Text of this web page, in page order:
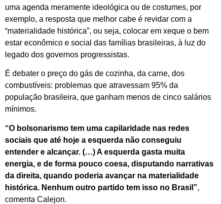
uma agenda meramente ideológica ou de costumes, por
exemplo, a resposta que melhor cabe é revidar com a
“materialidade histórica”, ou seja, colocar em xeque o bem
estar econômico e social das famílias brasileiras, à luz do
legado dos governos progressistas.
É debater o preço do gás de cozinha, da carne, dos
combustíveis: problemas que atravessam 95% da
população brasileira, que ganham menos de cinco salários
mínimos.
“O bolsonarismo tem uma capilaridade nas redes
sociais que até hoje a esquerda não conseguiu
entender e alcançar. (…) A esquerda gasta muita
energia, e de forma pouco coesa, disputando narrativas
da direita, quando poderia avançar na materialidade
histórica. Nenhum outro partido tem isso no Brasil”,
comenta Calejon.